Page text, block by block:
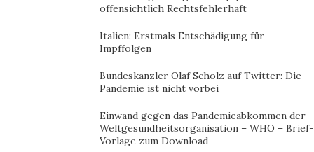
offensichtlich Rechtsfehlerhaft
Italien: Erstmals Entschädigung für
Impffolgen
Bundeskanzler Olaf Scholz auf Twitter: Die
Pandemie ist nicht vorbei
Einwand gegen das Pandemieabkommen der
Weltgesundheitsorganisation – WHO – Brief-
Vorlage zum Download